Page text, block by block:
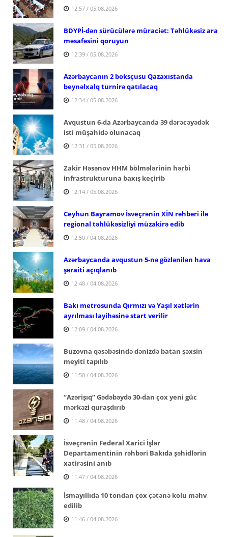
12:57 / 05.08.2026
BDYPİ-dən sürücülərə müraciət: Təhlükəsiz ara
məsafəsini qoruyun
12:39 / 05.08.2026
Azərbaycanın 2 boksçusu Qazaxıstanda
beynəlxalq turnirə qatılacaq
12:34 / 05.08.2026
Avqustun 6-da Azərbaycanda 39 dərəcəyədək
isti müşahidə olunacaq
12:31 / 05.08.2026
Zakir Həsənov HHM bölmələrinin hərbi
infrastrukturuna baxış keçirib
12:14 / 05.08.2026
Ceyhun Bayramov İsveçrənin XİN rəhbəri ilə
regional təhlükəsizliyi müzakirə edib
12:50 / 04.08.2026
Azərbaycanda avqustun 5-nə gözlənilən hava
şəraiti açıqlanıb
12:48 / 04.08.2026
Bakı metrosunda Qırmızı və Yaşıl xətlərin
ayrılması layihəsinə start verilir
12:09 / 04.08.2026
Buzovna qəsəbəsində dənizdə batan şəxsin
meyiti tapılıb
11:50 / 04.08.2026
“Azərişıq” Gədəbəydə 30-dan çox yeni güc
mərkəzi quraşdırıb
11:48 / 04.08.2026
İsveçrənin Federal Xarici İşlər
Departamentinin rəhbəri Bakıda şəhidlərin
xatirəsini anıb
11:47 / 04.08.2026
İsmayıllıda 10 tondan çox çətənə kolu məhv
edilib
11:46 / 04.08.2026